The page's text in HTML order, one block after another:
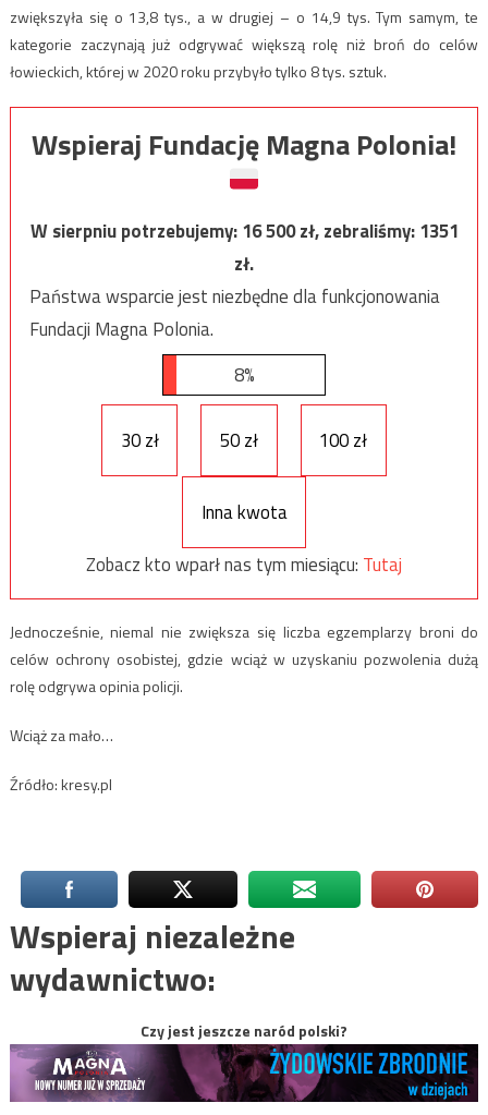
zwiększyła się o 13,8 tys., a w drugiej – o 14,9 tys. Tym samym, te
kategorie zaczynają już odgrywać większą rolę niż broń do celów
łowieckich, której w 2020 roku przybyło tylko 8 tys. sztuk.
Wspieraj Fundację Magna Polonia!
W sierpniu potrzebujemy:16 500zł, zebraliśmy:1351
zł.
Państwa wsparcie jest niezbędne dla funkcjonowania
Fundacji Magna Polonia.
8%
30 zł 50 zł 100 zł
Inna kwota
Zobacz kto wparł nas tym miesiącu: Tutaj
Jednocześnie, niemal nie zwiększa się liczba egzemplarzy broni do
celów ochrony osobistej, gdzie wciąż w uzyskaniu pozwolenia dużą
rolę odgrywa opinia policji.
Wciąż za mało…
Źródło: kresy.pl
Wspieraj niezależne
wydawnictwo:
Czy jest jeszcze naród polski?